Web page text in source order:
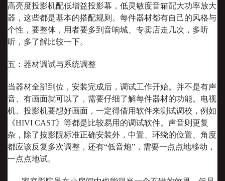
高亮度投影机配低增益投影幕，低灵敏度音箱配大功率放大
器，这些都是基本的搭配规则。每件器材都有自己的风格与
个性，要整体，用者要多到音响城、专卖店走几次，多听
听，多了解比较一下。
五：器材调试与系统调整
当器材全部到位，安装完成后，调试工作开始。并不是有声
音、有画面就可以了，需要仔细了解每件器材的功能。电视
机、投影机要想好画面，一定得借用软件来测试调校，例如
《HIVI CAST》等都是比较易用的调试软件。声音则更复
杂，除了按影院标准正确安装外，中置、环绕的位置、角度
都应该反复多次调整，还有“低音炮”，需要一点点地移动，
一点点地试。